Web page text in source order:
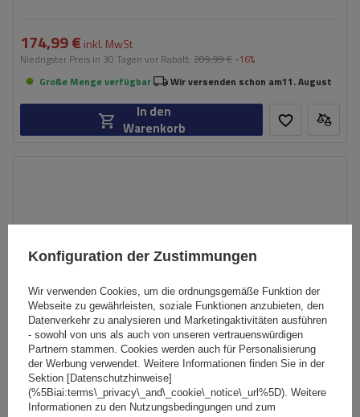
174,99 € inkl. MwSt
Niedrigster Preis in 30 Tagen vor Rabatt: 209,99 € -16%
Große Menge verfügbar
Wir versenden schon am11. August
In den
Warenkorb
Konfiguration der Zustimmungen
Wir verwenden Cookies, um die ordnungsgemäße Funktion der
Webseite zu gewährleisten, soziale Funktionen anzubieten, den
Datenverkehr zu analysieren und Marketingaktivitäten ausführen
- sowohl von uns als auch von unseren vertrauenswürdigen
Partnern stammen. Cookies werden auch für Personalisierung
der Werbung verwendet. Weitere Informationen finden Sie in der
Sektion [Datenschutzhinweise]
(%5Biai:terms\_privacy\_and\_cookie\_notice\_url%5D). Weitere
Informationen zu den Nutzungsbedingungen und zum